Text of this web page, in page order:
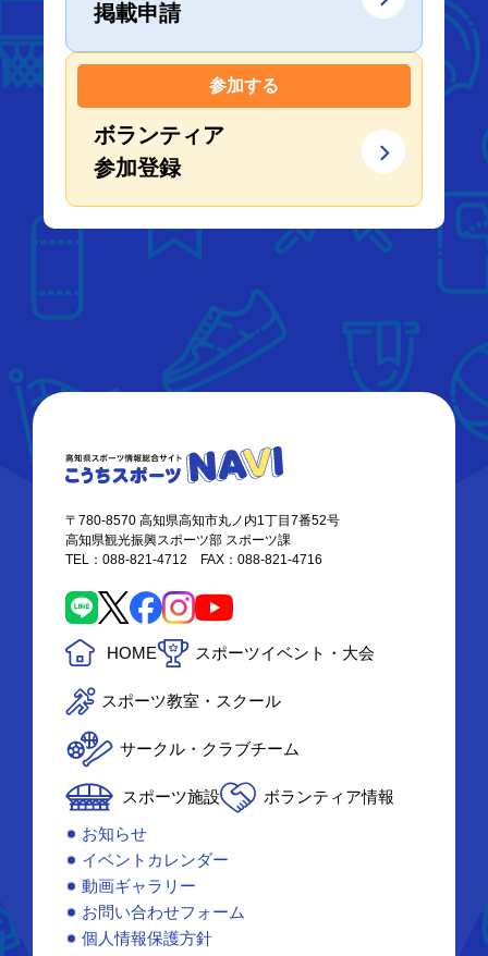
掲載申請
参加する
ボランティア
参加登録
〒780-8570 高知県高知市丸ノ内1丁目7番52号
高知県観光振興スポーツ部 スポーツ課
TEL：088-821-4712 FAX：088-821-4716
HOME スポーツイベント・大会
スポーツ教室・スクール
サークル・クラブチーム
スポーツ施設
ボランティア情報
お知らせ
イベントカレンダー
動画ギャラリー
お問い合わせフォーム
個人情報保護方針